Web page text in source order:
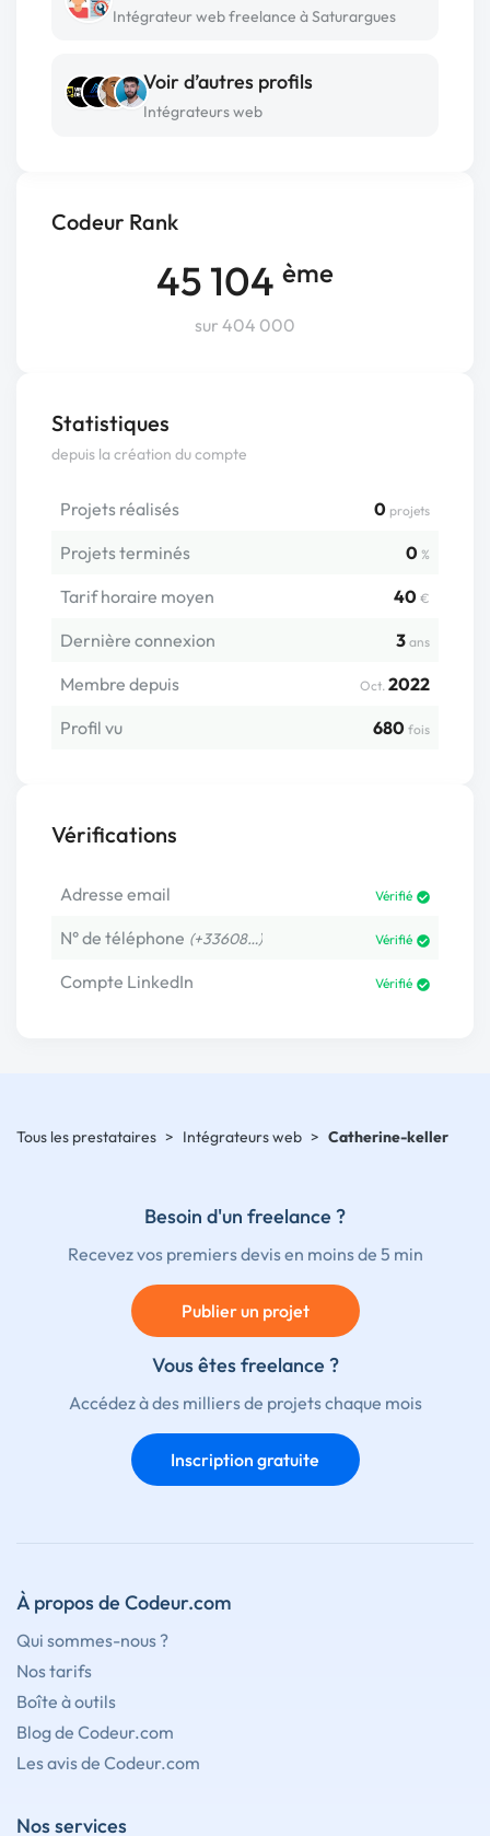
Codeur Rank
45 104 ème
sur 404 000
Statistiques
depuis la création du compte
Projets réalisés 0 projets
Projets terminés 0 %
Tarif horaire moyen 40 €
Dernière connexion 3 ans
Membre depuis Oct. 2022
Profil vu
680 fois
Vérifications
Adresse email Vérifié
N° de téléphone (+33608…) Vérifié
Compte LinkedIn Vérifié
Intégrateur web freelance à Saturargues
Voir d’autres profils
Intégrateurs web
Tous les prestataires > Intégrateurs web > Catherine-keller
Besoin d'un freelance ?
Recevez vos premiers devis en moins de 5 min
Publier un projet
Vous êtes freelance ?
Accédez à des milliers de projets chaque mois
Inscription gratuite
À propos de Codeur.com
Qui sommes-nous ?
Nos tarifs
Boîte à outils
Blog de Codeur.com
Les avis de Codeur.com
Nos services